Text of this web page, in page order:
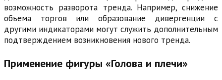
возможность разворота тренда. Например, снижение
объема торгов или образование дивергенции с
другими индикаторами могут служить дополнительным
подтверждением возникновения нового тренда.
Применение фигуры «Голова и плечи»